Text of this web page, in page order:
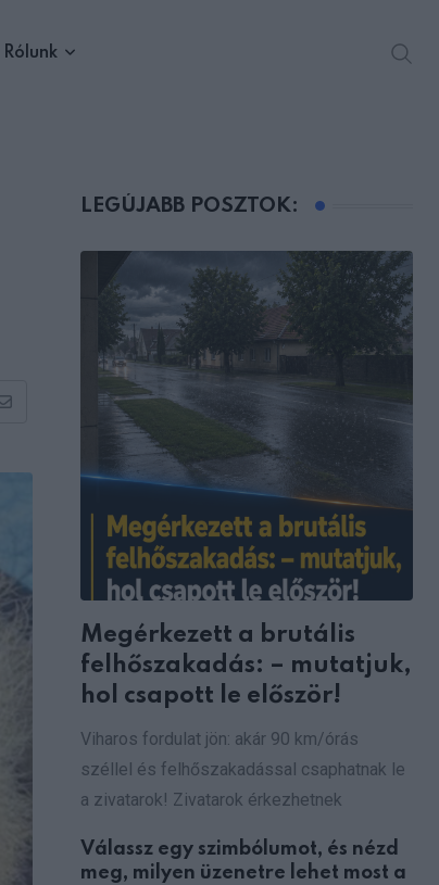
Rólunk
Share
Email
LEGÚJABB POSZTOK:
Megérkezett a brutális
felhőszakadás: – mutatjuk,
hol csapott le először!
Viharos fordulat jön: akár 90 km/órás
széllel és felhőszakadással csaphatnak le
a zivatarok! Zivatarok érkezhetnek
Válassz egy szimbólumot, és nézd
meg, milyen üzenetre lehet most a